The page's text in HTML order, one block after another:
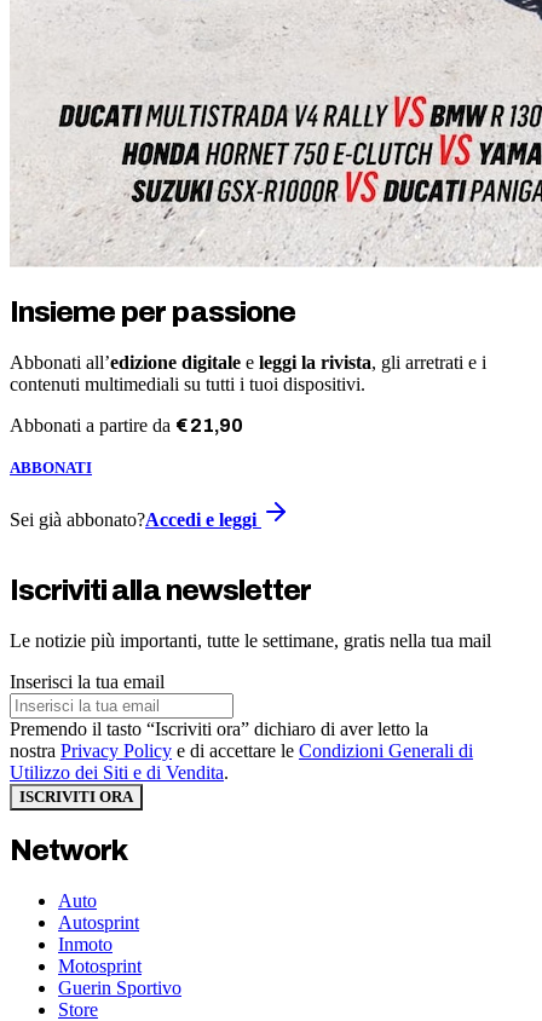
Insieme per passione
Abbonati all’edizione digitale e leggi la rivista, gli arretrati e i
contenuti multimediali su tutti i tuoi dispositivi.
Abbonati a partire da €21,90
ABBONATI
Sei già abbonato?Accedi e leggi
Iscriviti alla newsletter
Le notizie più importanti, tutte le settimane, gratis nella tua mail
Inserisci la tua email
Premendo il tasto “Iscriviti ora” dichiaro di aver letto la
nostra Privacy Policy e di accettare le Condizioni Generali di
Utilizzo dei Siti e di Vendita.
ISCRIVITI ORA
Network
Auto
Autosprint
Inmoto
Motosprint
Guerin Sportivo
Store